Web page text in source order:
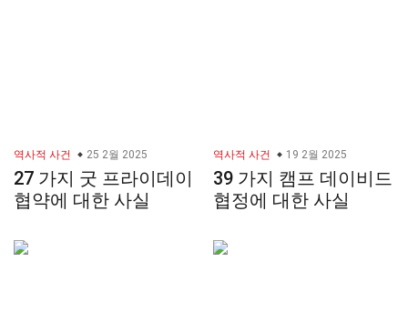
역사적 사건 25 2월 2025
27 가지 굿 프라이데이
협약에 대한 사실
역사적 사건 19 2월 2025
39 가지 캠프 데이비드
협정에 대한 사실